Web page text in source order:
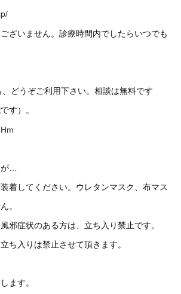
ざいません。診療時間内でしたらいつでも
どうぞご利用下さい。相談は無料です
す）。
…
着してください。ウレタンマスク、布マス
。
邪症状のある方は、立ち入り禁止です。
ち入りは禁止させて頂きます。
ます。